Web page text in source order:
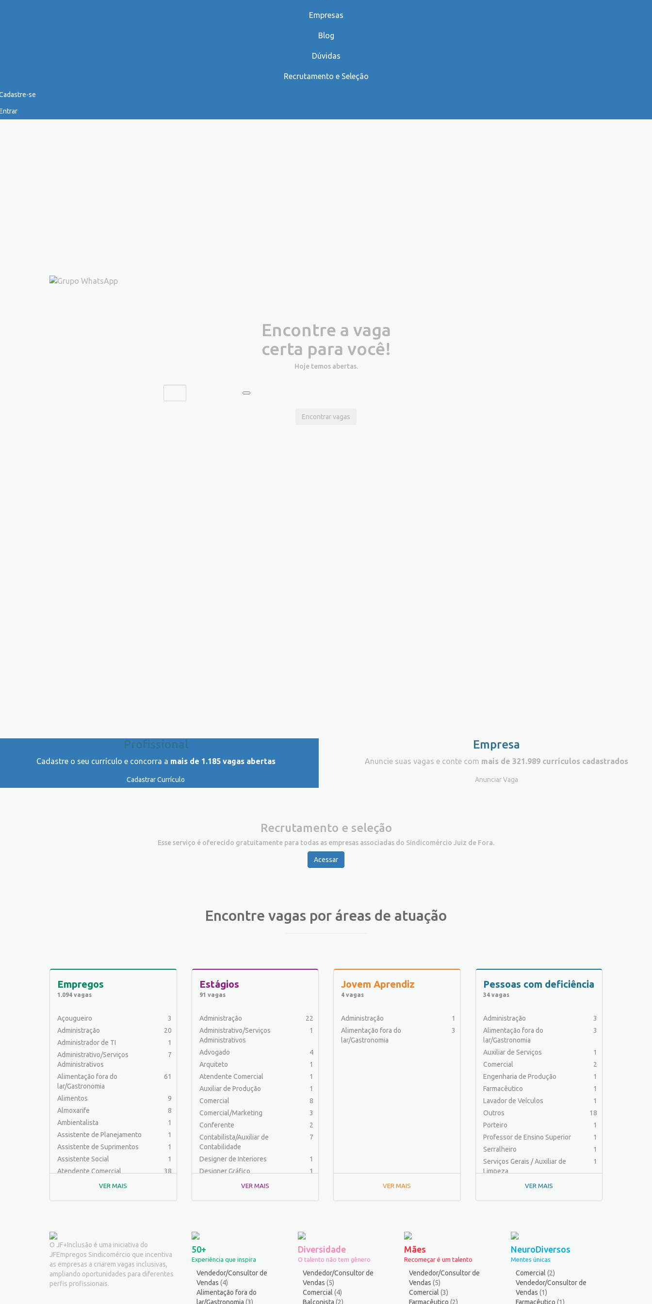
Empresas
Blog
Dúvidas
Recrutamento e Seleção
se
Encontre a vaga
certa para você!
Hoje temos abertas.
Encontrar vagas
Profissional
Cadastre o seu currículo e concorra a mais de 1.185 vagas abertas
Cadastrar Currículo
Empresa
Anuncie suas vagas e conte com mais de 321.989 currículos cadastrados
Anunciar Vaga
Recrutamento e seleção
Esse serviço é oferecido gratuitamente para todas as empresas associadas do Sindicomércio Juiz de Fora.
Acessar
Encontre vagas por áreas de atuação
Empregos
1.094 vagas
Açougueiro
3
Administração
20
Administrador de TI
1
Administrativo/Serviços
Administrativos
7
Alimentação fora do
lar/Gastronomia
61
Alimentos
9
Almoxarife
8
Ambientalista
1
Assistente de Planejamento
1
Assistente de Suprimentos
1
Assistente Social
1
Atendente Comercial
38
Auxiliar de Cozinha
Auxiliar de Produção
Auxiliar de Serviços
20
Balconista
25
Barman
VER MAIS
Estágios
91 vagas
Administração
22
Administrativo/Serviços
Administrativos
1
Advogado
4
Arquiteto
1
Atendente Comercial
1
Auxiliar de Produção
1
Comercial
8
Comercial/Marketing
3
Conferente
2
Contabilista/Auxiliar de
Contabilidade
7
Designer de Interiores
1
Designer Gráfico
1
Educador Físico
Ferramenteiro
1
Logística
Mecânico industrial
1
Outros
11
VER MAIS
Jovem Aprendiz
4 vagas
Administração
1
Alimentação fora do
lar/Gastronomia
3
VER MAIS
Pessoas com deficiência
34 vagas
Administração
3
Alimentação fora do
lar/Gastronomia
3
Auxiliar de Serviços
1
Comercial
2
Engenharia de Produção
1
Farmacêutico
1
Lavador de Veículos
1
Outros
18
Porteiro
1
Professor de Ensino Superior
1
Serralheiro
1
Serviços Gerais / Auxiliar de
Limpeza
1
VER MAIS
O JF+Inclusão é uma iniciativa do
JFEmpregos Sindicomércio que incentiva
as empresas a criarem vagas inclusivas,
ampliando oportunidades para diferentes
perfis profissionais.
50+
Experiência que inspira
Vendedor/Consultor de
Vendas (4)
Alimentação fora do
lar/Gastronomia (3)
Diversidade
O talento não tem gênero
Vendedor/Consultor de
Vendas (5)
Comercial (4)
Balconista (2)
Mães
Recomeçar é um talento
Vendedor/Consultor de
Vendas(5)
Comercial(3)
Farmacêutico(2)
NeuroDiversos
Mentes únicas
Comercial (2)
Vendedor/Consultor de
Vendas (1)
Farmacêutico (1)